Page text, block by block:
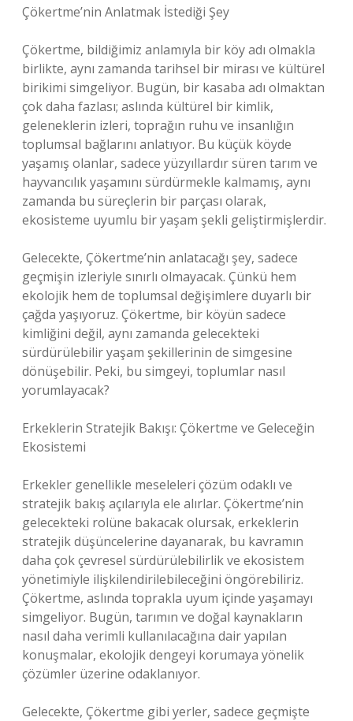
Çökertme’nin Anlatmak İstediği Şey
Çökertme, bildiğimiz anlamıyla bir köy adı olmakla
birlikte, aynı zamanda tarihsel bir mirası ve kültürel
birikimi simgeliyor. Bugün, bir kasaba adı olmaktan
çok daha fazlası; aslında kültürel bir kimlik,
geleneklerin izleri, toprağın ruhu ve insanlığın
toplumsal bağlarını anlatıyor. Bu küçük köyde
yaşamış olanlar, sadece yüzyıllardır süren tarım ve
hayvancılık yaşamını sürdürmekle kalmamış, aynı
zamanda bu süreçlerin bir parçası olarak,
ekosisteme uyumlu bir yaşam şekli geliştirmişlerdir.
Gelecekte, Çökertme’nin anlatacağı şey, sadece
geçmişin izleriyle sınırlı olmayacak. Çünkü hem
ekolojik hem de toplumsal değişimlere duyarlı bir
çağda yaşıyoruz. Çökertme, bir köyün sadece
kimliğini değil, aynı zamanda gelecekteki
sürdürülebilir yaşam şekillerinin de simgesine
dönüşebilir. Peki, bu simgeyi, toplumlar nasıl
yorumlayacak?
Erkeklerin Stratejik Bakışı: Çökertme ve Geleceğin
Ekosistemi
Erkekler genellikle meseleleri çözüm odaklı ve
stratejik bakış açılarıyla ele alırlar. Çökertme’nin
gelecekteki rolüne bakacak olursak, erkeklerin
stratejik düşüncelerine dayanarak, bu kavramın
daha çok çevresel sürdürülebilirlik ve ekosistem
yönetimiyle ilişkilendirilebileceğini öngörebiliriz.
Çökertme, aslında toprakla uyum içinde yaşamayı
simgeliyor. Bugün, tarımın ve doğal kaynakların
nasıl daha verimli kullanılacağına dair yapılan
konuşmalar, ekolojik dengeyi korumaya yönelik
çözümler üzerine odaklanıyor.
Gelecekte, Çökertme gibi yerler, sadece geçmişte